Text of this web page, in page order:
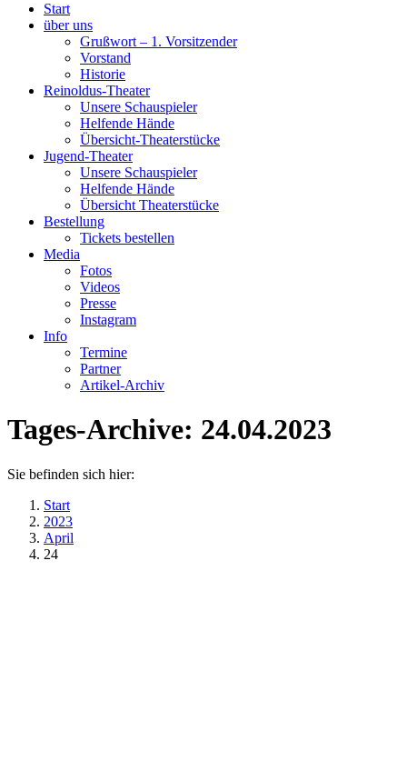
Start
über uns
Grußwort – 1. Vorsitzender
Vorstand
Historie
Reinoldus-Theater
Unsere Schauspieler
Helfende Hände
Übersicht-Theaterstücke
Jugend-Theater
Unsere Schauspieler
Helfende Hände
Übersicht Theaterstücke
Bestellung
Tickets bestellen
Media
Fotos
Videos
Presse
Instagram
Info
Termine
Partner
Artikel-Archiv
Tages-Archive: 24.04.2023
Sie befinden sich hier:
Start
2023
April
24